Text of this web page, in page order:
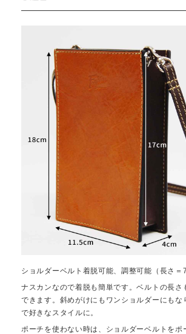
ショルダーベルト着脱可能、調整可能（長さ＝
ナスカンなので着脱も簡単です。ベルトの長さ
できます。斜めがけにもワンショルダーにもな
で好きなスタイルに。
ポーチを使わない時は、ショルダーベルトをポ